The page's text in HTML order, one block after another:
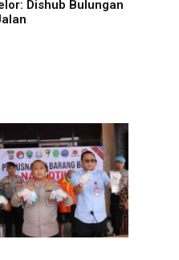
Dishub Bulungan